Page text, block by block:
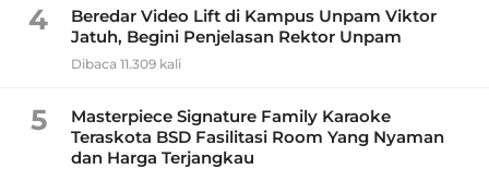
4
Beredar Video Lift di Kampus Unpam Viktor
Jatuh, Begini Penjelasan Rektor Unpam
Dibaca 11.309 kali
5
Masterpiece Signature Family Karaoke
Teraskota BSD Fasilitasi Room Yang Nyaman
dan Harga Terjangkau